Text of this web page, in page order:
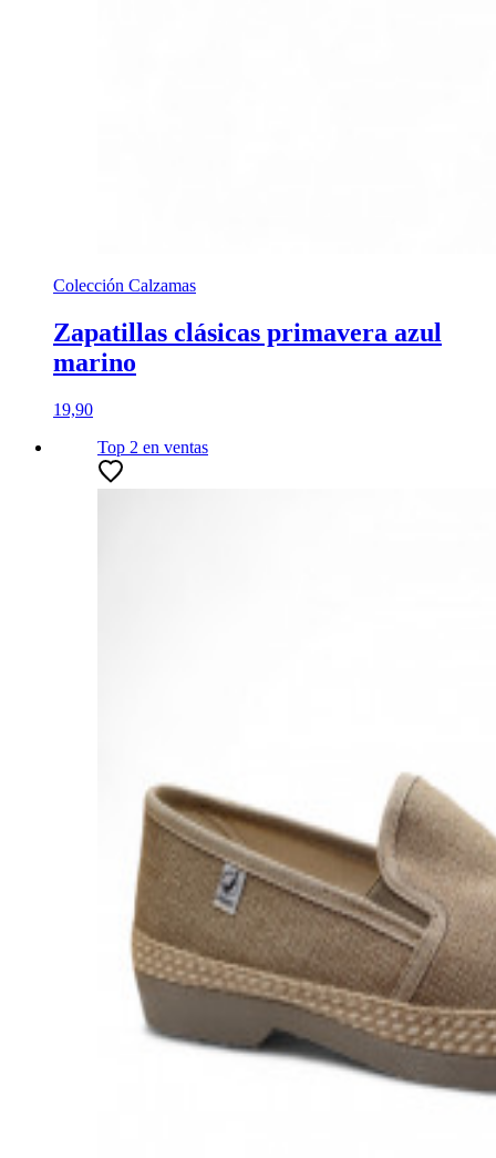
Colección Calzamas
Zapatillas clásicas primavera azul
marino
19,90
Top 2 en ventas